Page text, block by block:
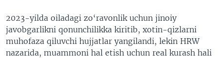
2023-yilda oiladagi zo‘ravonlik uchun jinoiy
javobgarlikni qonunchilikka kiritib, xotin-qizlarni
muhofaza qiluvchi hujjatlar yangilandi, lekin HRW
nazarida, muammoni hal etish uchun real kurash hali